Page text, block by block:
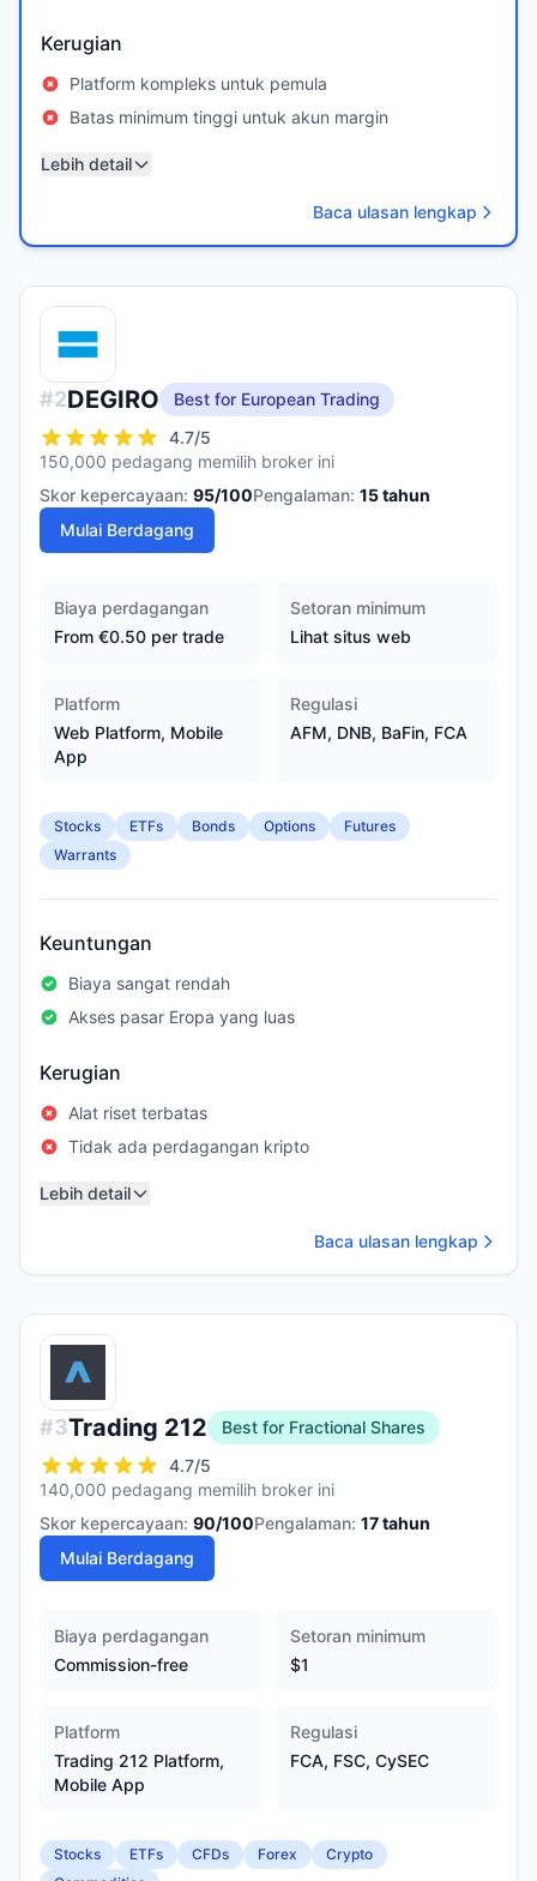
Kerugian
Platform kompleks untuk pemula
Batas minimum tinggi untuk akun margin
Lebih detail
Baca ulasan lengkap
#2DEGIRO
Best for European Trading
4.7/5
150,000 pedagang memilih broker ini
Skor kepercayaan: 95/100Pengalaman: 15tahun
Mulai Berdagang
Biaya perdagangan
From €0.50 per trade
Setoran minimum
Lihat situs web
Platform
Web Platform, Mobile
App
Regulasi
AFM, DNB, BaFin, FCA
Stocks ETFs Bonds Options
Futures
Warrants
Keuntungan
Biaya sangat rendah
Akses pasar Eropa yang luas
Kerugian
Alat riset terbatas
Tidak ada perdagangan kripto
Lebih detail
Baca ulasan lengkap
#3Trading 212
Best for Fractional Shares
4.7/5
140,000 pedagang memilih broker ini
Skor kepercayaan: 90/100Pengalaman: 17tahun
Mulai Berdagang
Biaya perdagangan
Commission-free
Setoran minimum
$1
Platform
Trading 212 Platform,
Mobile App
Regulasi
FCA, FSC, CySEC
Stocks ETFs CFDs Forex
Crypto